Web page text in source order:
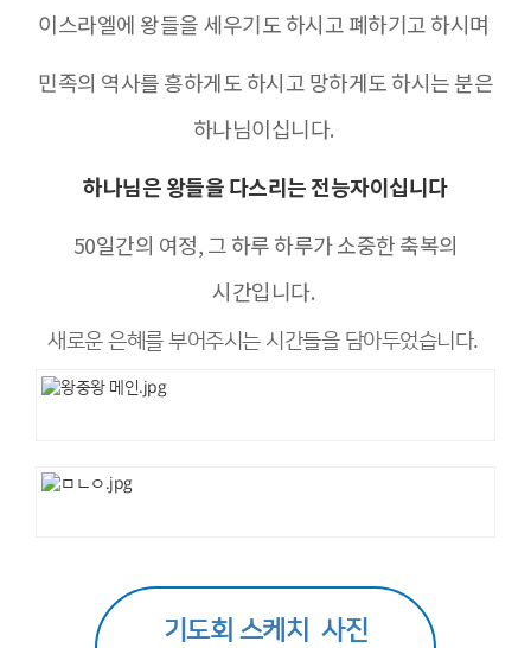
이스라엘에 왕들을 세우기도 하시고 폐하기고 하시며
민족의 역사를 흥하게도 하시고 망하게도 하시는 분은
하나님이십니다.
하나님은 왕들을 다스리는 전능자이십니다
50일간의 여정, 그 하루 하루가 소중한 축복의
시간입니다.
새로운 은혜를 부어주시는 시간들을 담아두었습니다.
기도회 스케치 사진